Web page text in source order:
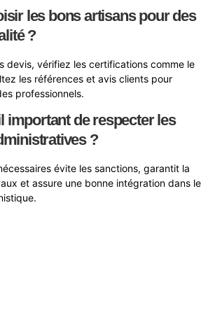
les bons artisans pour des
?
devis, vérifiez les certifications comme le
les références et avis clients pour
professionnels.
important de respecter les
?
évite les sanctions, garantit la
et assure une bonne intégration dans le